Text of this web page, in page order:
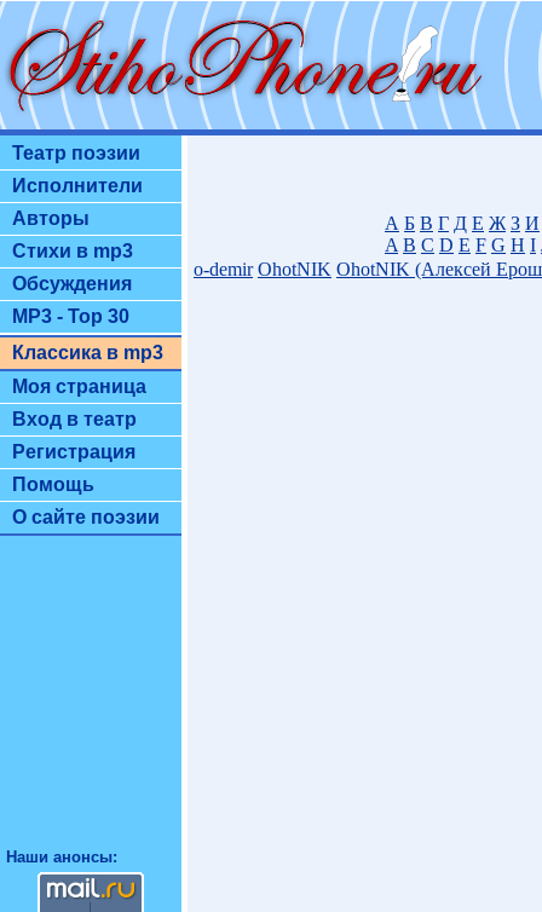
Театр поэзии
Исполнители
Авторы
Стихи в mp3
Обсуждения
MP3 - Top 30
Классика в mp3
Моя страница
Вход в театр
Регистрация
Помощь
О сайте поэзии
Наши анонсы:
А Б В Г Д Е Ж З И
A B C D E F G H I
o-demir OhotNIK OhotNIK (Алексей